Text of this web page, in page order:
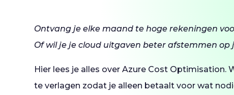
Ontvang je elke maand te hoge rekeningen
Of wil je je cloud uitgaven beter afstemmen op
Hier lees je alles over Azure Cost Optimisation.
te verlagen zodat je alleen betaalt voor wat